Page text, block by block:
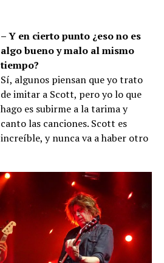
– Y en cierto punto ¿eso no es
algo bueno y malo al mismo
tiempo?
Sí, algunos piensan que yo trato
de imitar a Scott, pero yo lo que
hago es subirme a la tarima y
canto las canciones. Scott es
increíble, y nunca va a haber otro